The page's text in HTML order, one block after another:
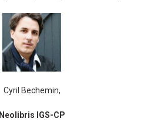
Cyril Bechemin,
Neolibris IGS-CP